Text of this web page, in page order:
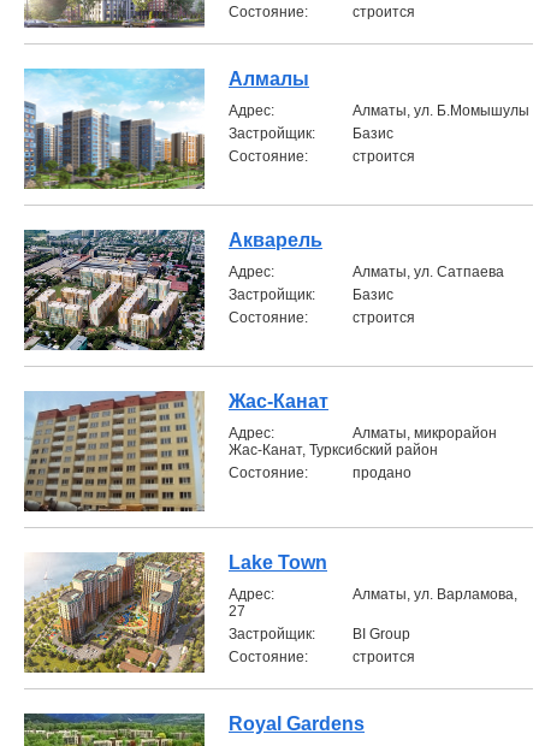
Состояние:
строится
Алмалы
Aдрес:
Алматы, ул. Б.Момышулы
Застройщик:
Базис
Состояние:
строится
Акварель
Aдрес:
Алматы, ул. Сатпаева
Застройщик:
Базис
Состояние:
строится
Жас-Канат
Aдрес:
Алматы, микрорайон
Жас-Канат, Турксибский район
Состояние:
продано
Lake Town
Aдрес:
Алматы, ул. Варламова,
27
Застройщик:
BI Group
Состояние:
строится
Royal Gardens